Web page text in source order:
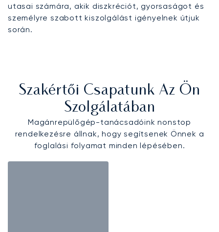
utasai számára, akik diszkréciót, gyorsaságot és
személyre szabott kiszolgálást igényelnek útjuk
során.
Szakértői Csapatunk Az Ön
Szolgálatában
Magánrepülőgép-tanácsadóink nonstop
rendelkezésre állnak, hogy segítsenek Önnek a
foglalási folyamat minden lépésében.